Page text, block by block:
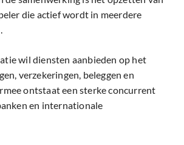
die actief wordt in meerdere
wil diensten aanbieden op het
verzekeringen, beleggen en
ontstaat een sterke concurrent
en internationale